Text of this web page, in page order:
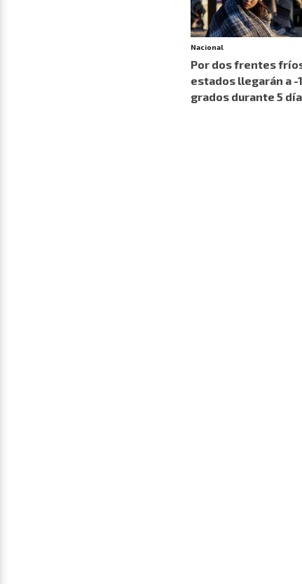
Nacional
Por dos frentes
estados llegarán a -
grados durante 5